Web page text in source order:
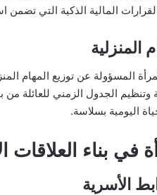
المالية الذكية التي
المنزلية
المسؤولة عن توزيع المهام
وتنظيم الجدول الزمني للعائلة
اليومية بسلاسة.
في بناء العلاقات
الأسرية